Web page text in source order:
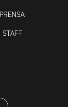
PRENSA
STAFF